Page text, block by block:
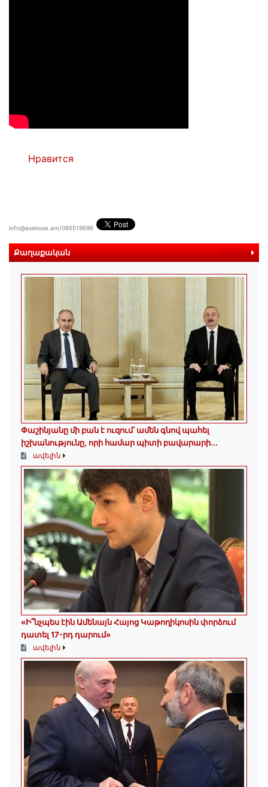
Нравится
info@asekose.am/095519696
Քաղաքական ավելին
Փաշինյանը մի բան է ուզում՝ ամեն գնով պահել
իշխանությունը, որի համար պիտի բավարարի...
ավելին
«Ի՞նչպես էին Ամենայն Հայոց Կաթողիկոսին փորձում
դատել 17-րդ դարում»
ավելին